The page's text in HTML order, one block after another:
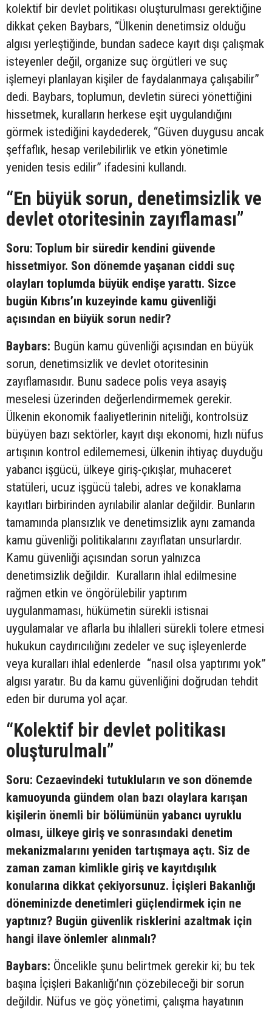
kolektif bir devlet politikası oluşturulması gerektiğine
dikkat çeken Baybars, “Ülkenin denetimsiz olduğu
algısı yerleştiğinde, bundan sadece kayıt dışı çalışmak
isteyenler değil, organize suç örgütleri ve suç
işlemeyi planlayan kişiler de faydalanmaya çalışabilir”
dedi. Baybars, toplumun, devletin süreci yönettiğini
hissetmek, kuralların herkese eşit uygulandığını
görmek istediğini kaydederek, “Güven duygusu ancak
şeffaflık, hesap verilebilirlik ve etkin yönetimle
yeniden tesis edilir” ifadesini kullandı.
“En büyük sorun, denetimsizlik ve
devlet otoritesinin zayıflaması”
Soru: Toplum bir süredir kendini güvende
hissetmiyor. Son dönemde yaşanan ciddi suç
olayları toplumda büyük endişe yarattı. Sizce
bugün Kıbrıs’ın kuzeyinde kamu güvenliği
açısından en büyük sorun nedir?
Baybars: Bugün kamu güvenliği açısından en büyük
sorun, denetimsizlik ve devlet otoritesinin
zayıflamasıdır. Bunu sadece polis veya asayiş
meselesi üzerinden değerlendirmemek gerekir.
Ülkenin ekonomik faaliyetlerinin niteliği, kontrolsüz
büyüyen bazı sektörler, kayıt dışı ekonomi, hızlı nüfus
artışının kontrol edilememesi, ülkenin ihtiyaç duyduğu
yabancı işgücü, ülkeye giriş-çıkışlar, muhaceret
statüleri, ucuz işgücü talebi, adres ve konaklama
kayıtları birbirinden ayrılabilir alanlar değildir. Bunların
tamamında plansızlık ve denetimsizlik aynı zamanda
kamu güvenliği politikalarını zayıflatan unsurlardır.
Kamu güvenliği açısından sorun yalnızca
denetimsizlik değildir. Kuralların ihlal edilmesine
rağmen etkin ve öngörülebilir yaptırım
uygulanmaması, hükümetin sürekli istisnai
uygulamalar ve aflarla bu ihlalleri sürekli tolere etmesi
hukukun caydırıcılığını zedeler ve suç işleyenlerde
veya kuralları ihlal edenlerde “nasıl olsa yaptırımı yok”
algısı yaratır. Bu da kamu güvenliğini doğrudan tehdit
eden bir duruma yol açar.
“Kolektif bir devlet politikası
oluşturulmalı”
Soru: Cezaevindeki tutukluların ve son dönemde
kamuoyunda gündem olan bazı olaylara karışan
kişilerin önemli bir bölümünün yabancı uyruklu
olması, ülkeye giriş ve sonrasındaki denetim
mekanizmalarını yeniden tartışmaya açtı. Siz de
zaman zaman kimlikle giriş ve kayıtdışılık
konularına dikkat çekiyorsunuz. İçişleri Bakanlığı
döneminizde denetimleri güçlendirmek için ne
yaptınız? Bugün güvenlik risklerini azaltmak için
hangi ilave önlemler alınmalı?
Baybars: Öncelikle şunu belirtmek gerekir ki; bu tek
başına İçişleri Bakanlığı’nın çözebileceği bir sorun
değildir. Nüfus ve göç yönetimi, çalışma hayatının